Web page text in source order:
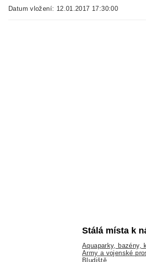
Datum vložení: 12.01.2017 17:30:00
Stálá místa k
Aquaparky, bazény,
Army a vojenské
Bludiště